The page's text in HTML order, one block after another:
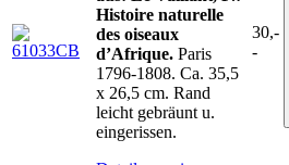
Histoire naturelle
des oiseaux
d’Afrique. Paris
1796-1808. Ca. 35,5
x 26,5 cm. Rand
leicht gebräunt u.
eingerissen.
30,-
-